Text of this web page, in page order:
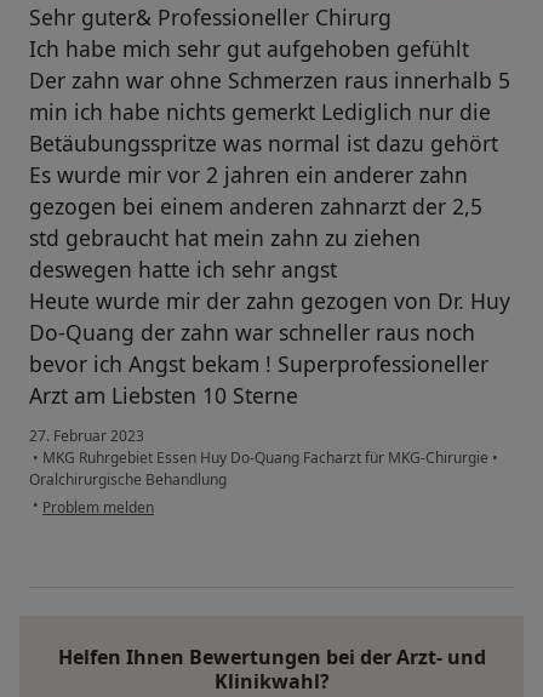
Sehr guter& Professioneller Chirurg
Ich habe mich sehr gut aufgehoben gefühlt
Der zahn war ohne Schmerzen raus innerhalb 5
min ich habe nichts gemerkt Lediglich nur die
Betäubungsspritze was normal ist dazu gehört
Es wurde mir vor 2 jahren ein anderer zahn
gezogen bei einem anderen zahnarzt der 2,5
std gebraucht hat mein zahn zu ziehen
deswegen hatte ich sehr angst
Heute wurde mir der zahn gezogen von Dr. Huy
Do-Quang der zahn war schneller raus noch
bevor ich Angst bekam ! Superprofessioneller
Arzt am Liebsten 10 Sterne
27. Februar 2023
• MKG Ruhrgebiet Essen Huy Do-Quang Facharzt für MKG-Chirurgie •
Oralchirurgische Behandlung
• Problem melden
Helfen Ihnen Bewertungen bei der Arzt- und
Klinikwahl?